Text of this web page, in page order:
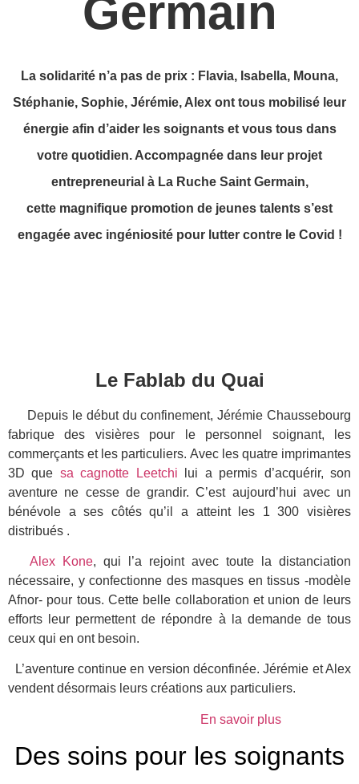
Germain
La solidarité n’a pas de prix : Flavia, Isabella, Mouna,
Stéphanie, Sophie, Jérémie, Alex ont tous mobilisé leur
énergie afin d’aider les soignants et vous tous dans
votre quotidien. Accompagnée dans leur projet
entrepreneurial à La Ruche Saint Germain,
cette magnifique promotion de jeunes talents s’est
engagée avec ingéniosité pour lutter contre le Covid !
Le Fablab du Quai
Depuis le début du confinement, Jérémie Chaussebourg
fabrique des visières pour le personnel soignant, les
commerçants et les particuliers. Avec les quatre imprimantes
3D que sa cagnotte Leetchi lui a permis d’acquérir, son
aventure ne cesse de grandir. C’est aujourd’hui avec un
bénévole a ses côtés qu’il a atteint les 1 300 visières
distribués .
Alex Kone, qui l’a rejoint avec toute la distanciation
nécessaire, y confectionne des masques en tissus -modèle
Afnor- pour tous. Cette belle collaboration et union de leurs
efforts leur permettent de répondre à la demande de tous
ceux qui en ont besoin.
L’aventure continue en version déconfinée. Jérémie et Alex
vendent désormais leurs créations aux particuliers.
En savoir plus
Des soins pour les soignants